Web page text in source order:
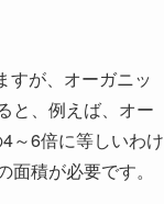
すが、オーガニッ
と、例えば、オー
～6倍に等しいわけ
積が必要です。